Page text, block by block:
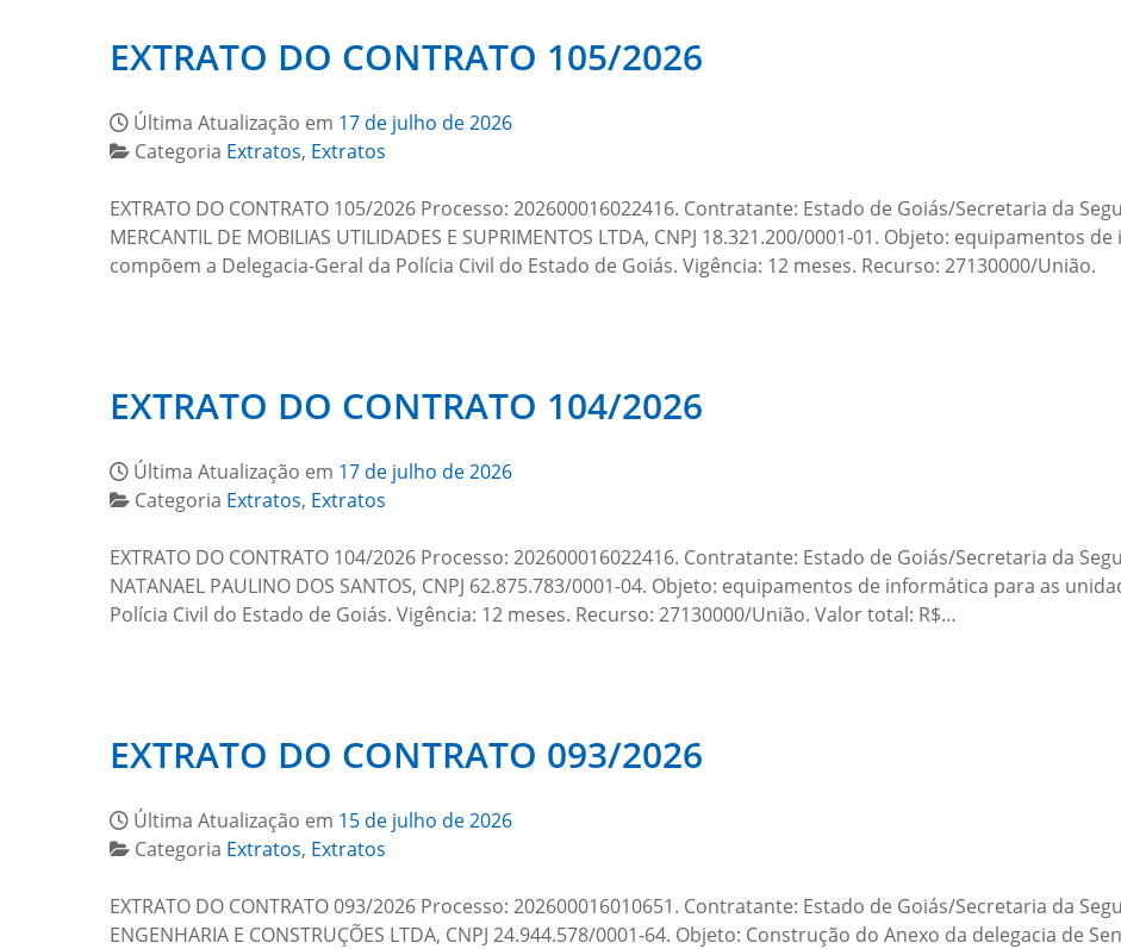
EXTRATO DO CONTRATO 105/2026
Última Atualização em 17 de julho de 2026
Categoria Extratos, Extratos
EXTRATO DO CONTRATO 105/2026 Processo: 202600016022416. Contratante: Estado de Goiás/Secretaria da
MERCANTIL DE MOBILIAS UTILIDADES E SUPRIMENTOS LTDA, CNPJ 18.321.200/0001-01. Objeto: equipamentos
compõem a Delegacia-Geral da Polícia Civil do Estado de Goiás. Vigência: 12 meses. Recurso: 27130000/União.
EXTRATO DO CONTRATO 104/2026
Última Atualização em 17 de julho de 2026
Categoria Extratos, Extratos
EXTRATO DO CONTRATO 104/2026 Processo: 202600016022416. Contratante: Estado de Goiás/Secretaria da
NATANAEL PAULINO DOS SANTOS, CNPJ 62.875.783/0001-04. Objeto: equipamentos de informática para as
Polícia Civil do Estado de Goiás. Vigência: 12 meses. Recurso: 27130000/União. Valor total: R$…
EXTRATO DO CONTRATO 093/2026
Última Atualização em 15 de julho de 2026
Categoria Extratos, Extratos
EXTRATO DO CONTRATO 093/2026 Processo: 202600016010651. Contratante: Estado de Goiás/Secretaria da
ENGENHARIA E CONSTRUÇÕES LTDA, CNPJ 24.944.578/0001-64. Objeto: Construção do Anexo da delegacia de